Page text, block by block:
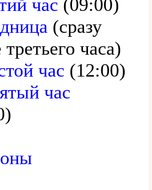
час (09:00)
(сразу
часа)
час (12:00)
час